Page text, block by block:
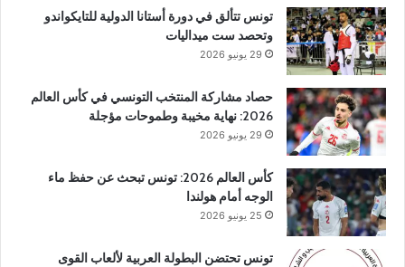
تونس تتألق في دورة أستانا الدولية للتايكواندو
وتحصد ست ميداليات
29 يونيو 2026
حصاد مشاركة المنتخب التونسي في كأس العالم
2026: نهاية مخيبة وطموحات مؤجلة
29 يونيو 2026
كأس العالم 2026: تونس تبحث عن حفظ ماء
الوجه أمام هولندا
25 يونيو 2026
تونس تحتضن البطولة العربية لألعاب القوى